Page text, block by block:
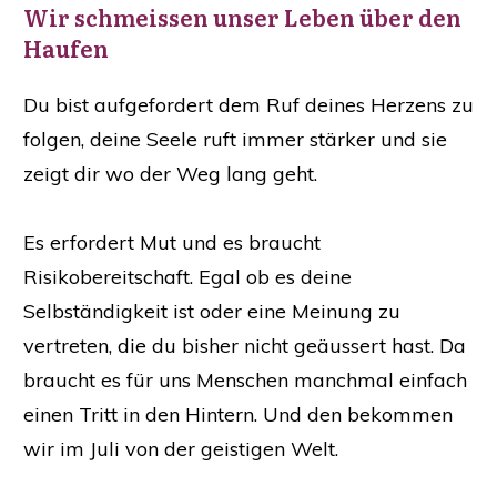
Wir schmeissen unser Leben über den
Haufen
Du bist aufgefordert dem Ruf deines Herzens zu
folgen, deine Seele ruft immer stärker und sie
zeigt dir wo der Weg lang geht.
Es erfordert Mut und es braucht
Risikobereitschaft. Egal ob es deine
Selbständigkeit ist oder eine Meinung zu
vertreten, die du bisher nicht geäussert hast. Da
braucht es für uns Menschen manchmal einfach
einen Tritt in den Hintern. Und den bekommen
wir im Juli von der geistigen Welt.